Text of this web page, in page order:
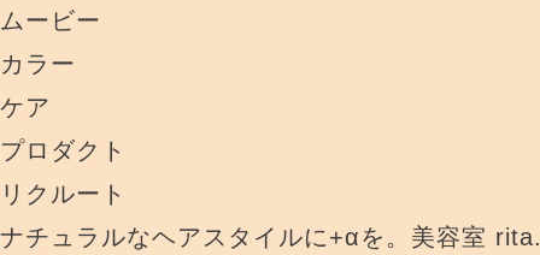
ムービー
カラー
ケア
プロダクト
リクルート
ナチュラルなヘアスタイルに+αを。美容室